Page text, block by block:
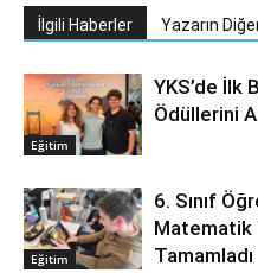
İlgili Haberler Yazarın
Eğitim
YKS’de İlk
Ödüllerini
Eğitim
6. Sınıf
Matematik
Tamamladı